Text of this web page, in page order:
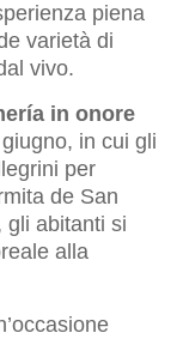
piena
varietà di
vivo.
in onore
in cui gli
per
de San
gli abitanti si
alla